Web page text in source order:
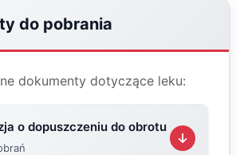
do pobrania
dokumenty dotyczące leku:
o dopuszczeniu do obrotu